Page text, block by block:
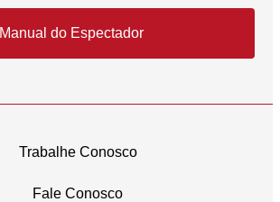
Manual do Espectador
Trabalhe Conosco
Fale Conosco